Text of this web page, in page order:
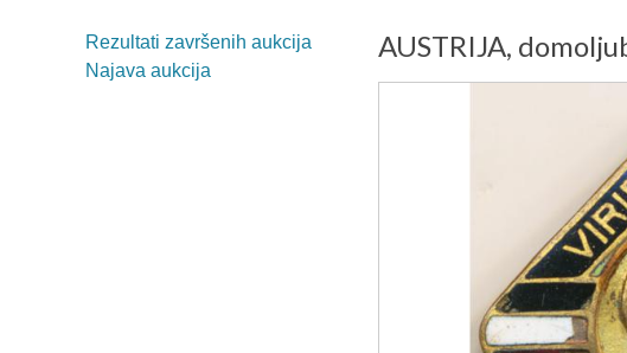
Rezultati završenih aukcija
Najava aukcija
AUSTRIJA,